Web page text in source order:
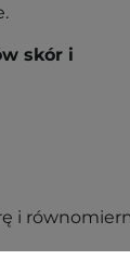
skór i
i